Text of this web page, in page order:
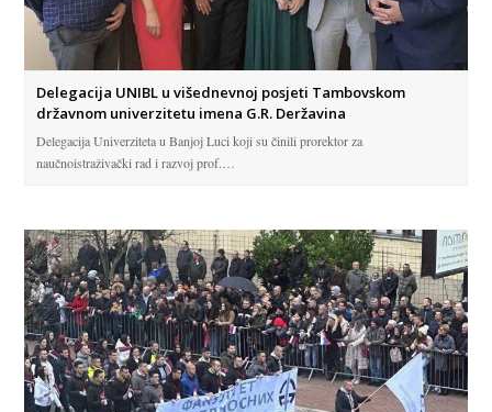
Delegacija UNIBL u višednevnoj posjeti Tambovskom
državnom univerzitetu imena G.R. Deržavina
Delegacija Univerziteta u Banjoj Luci koji su činili prorektor za
naučnoistraživački rad i razvoj prof.…